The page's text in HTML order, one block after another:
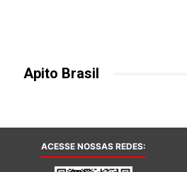
Apito Brasil
ACESSE NOSSAS REDES: